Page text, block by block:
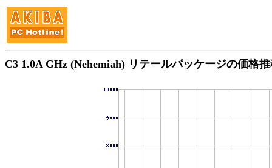
C3 1.0A GHz (Nehemiah) リテールパッケージの価格